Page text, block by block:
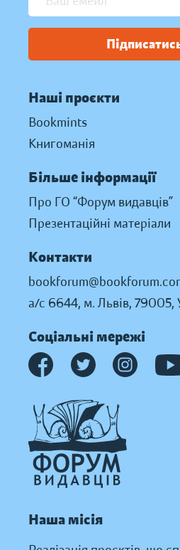
Наші проєкти
Bookmints
Книгоманія
Більше інформації
Про ГО “Форум видавців”
Презентаційні матеріали
Контакти
а/с 6644, м. Львів, 79005,
Соціальні мережі
Наша місія